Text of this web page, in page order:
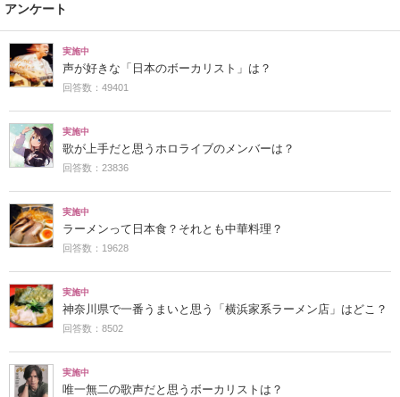
アンケート
実施中
声が好きな「日本のボーカリスト」は？
回答数：49401
実施中
歌が上手だと思うホロライブのメンバーは？
回答数：23836
実施中
ラーメンって日本食？それとも中華料理？
回答数：19628
実施中
神奈川県で一番うまいと思う「横浜家系ラーメン店」はどこ？
回答数：8502
実施中
唯一無二の歌声だと思うボーカリストは？